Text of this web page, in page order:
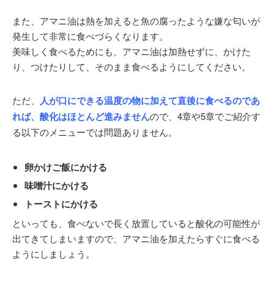
また、アマニ油は熱を加えると魚の腐ったような嫌な匂いが
発生して非常に食べづらくなります。
美味しく食べるためにも、アマニ油は加熱せずに、かけた
り、つけたりして、そのまま食べるようにしてください。
ただ、 人が口にできる温度の物に加えて直後に食べるのであ
れば、酸化はほとんど進みませんので、4章や5章でご紹介す
る以下のメニューでは問題ありません。
卵かけご飯にかける
味噌汁にかける
トーストにかける
といっても、食べないで長く放置していると酸化の可能性が
出てきてしまいますので、アマニ油を加えたらすぐに食べる
ようにしましょう。